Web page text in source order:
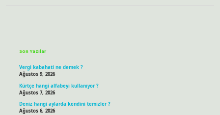
Son Yazılar
Vergi kabahati ne demek ?
Ağustos 9, 2026
Kürtçe hangi alfabeyi kullanıyor ?
Ağustos 7, 2026
Deniz hangi aylarda kendini temizler ?
Ağustos 6, 2026